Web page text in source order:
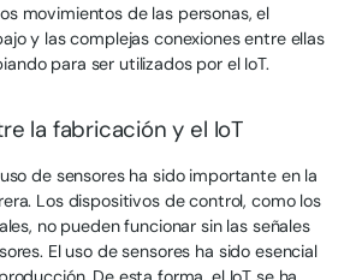
movimientos de las personas, el
y las complejas conexiones entre ellas
para ser utilizados por el IoT.
la fabricación y el IoT
de sensores ha sido importante en la
Los dispositivos de control, como los
no pueden funcionar sin las señales
El uso de sensores ha sido esencial